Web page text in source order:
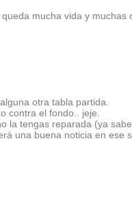
mucha vida y muchas
otra tabla partida.
contra el fondo.. jeje.
la tengas reparada (ya
una buena noticia en ese